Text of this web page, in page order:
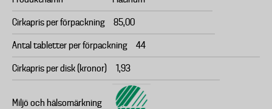
Cirkapris per förpackning 85,00
Antal tabletter per förpackning 44
Cirkapris per disk (kronor) 1,93
Miljö och hälsomärkning